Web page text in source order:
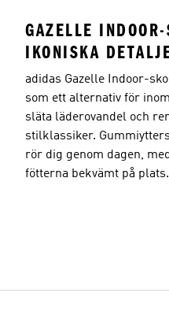
GAZELLE
IKONISKA
adidas Gazelle Indoor-
som ett alternativ för
släta läderovandel och
stilklassiker.
rör dig genom dagen,
fötterna bekvämt på plats.